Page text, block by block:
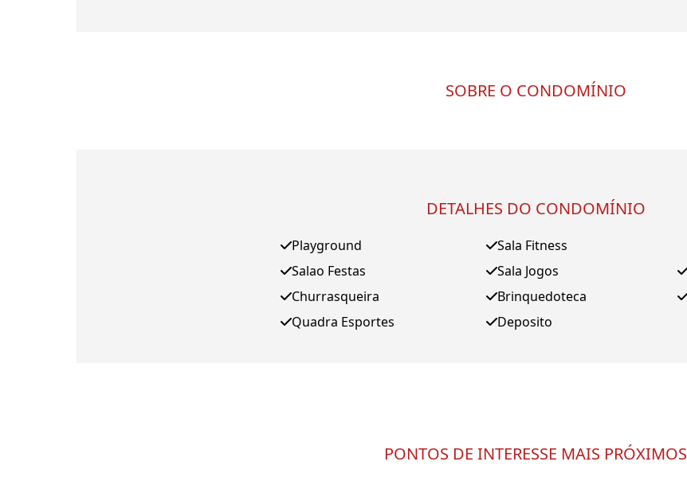
SOBRE O CONDOMÍNIO
DETALHES DO CONDOMÍNIO
Playground
Salao Festas
Churrasqueira
Quadra Esportes
Sala Fitness
Sala Jogos
Brinquedoteca
Deposito
PONTOS DE INTERESSE MAIS PRÓXIMOS